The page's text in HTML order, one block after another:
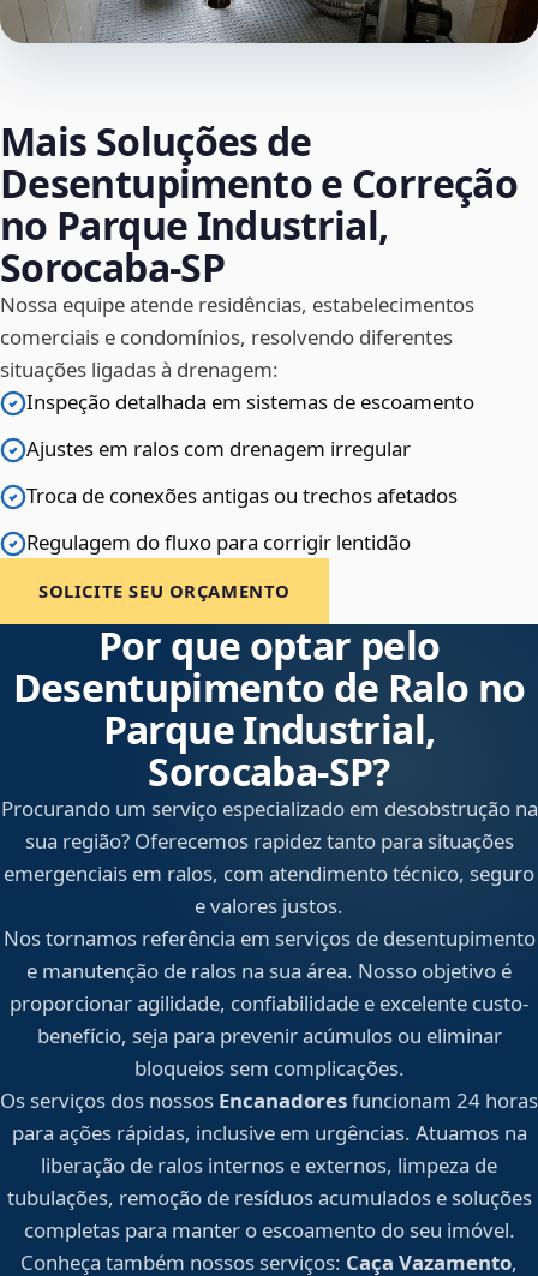
Mais Soluções de
Desentupimento e Correção
no Parque Industrial,
Sorocaba‑SP
Nossa equipe atende residências, estabelecimentos
comerciais e condomínios, resolvendo diferentes
situações ligadas à drenagem:
Inspeção detalhada em sistemas de escoamento
Ajustes em ralos com drenagem irregular
Troca de conexões antigas ou trechos afetados
Regulagem do fluxo para corrigir lentidão
SOLICITE SEU ORÇAMENTO
Por que optar pelo
Desentupimento de Ralo no
Parque Industrial,
Sorocaba‑SP?
Procurando um serviço especializado em desobstrução na
sua região? Oferecemos rapidez tanto para situações
emergenciais em ralos, com atendimento técnico, seguro
e valores justos.
Nos tornamos referência em serviços de desentupimento
e manutenção de ralos na sua área. Nosso objetivo é
proporcionar agilidade, confiabilidade e excelente custo-
benefício, seja para prevenir acúmulos ou eliminar
bloqueios sem complicações.
Os serviços dos nossos Encanadoresfuncionam 24 horas
para ações rápidas, inclusive em urgências. Atuamos na
liberação de ralos internos e externos, limpeza de
tubulações, remoção de resíduos acumulados e soluções
completas para manter o escoamento do seu imóvel.
Conheça também nossos serviços: Caça Vazamento,